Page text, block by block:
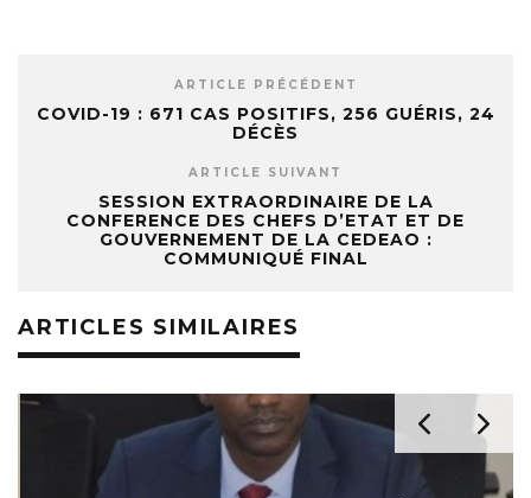
ARTICLE PRÉCÉDENT
COVID-19 : 671 CAS POSITIFS, 256 GUÉRIS, 24
DÉCÈS
ARTICLE SUIVANT
SESSION EXTRAORDINAIRE DE LA
CONFERENCE DES CHEFS D’ETAT ET DE
GOUVERNEMENT DE LA CEDEAO :
COMMUNIQUÉ FINAL
ARTICLES SIMILAIRES